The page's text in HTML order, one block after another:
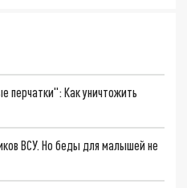
перчатки": Как уничтожить
ВСУ. Но беды для малышей не